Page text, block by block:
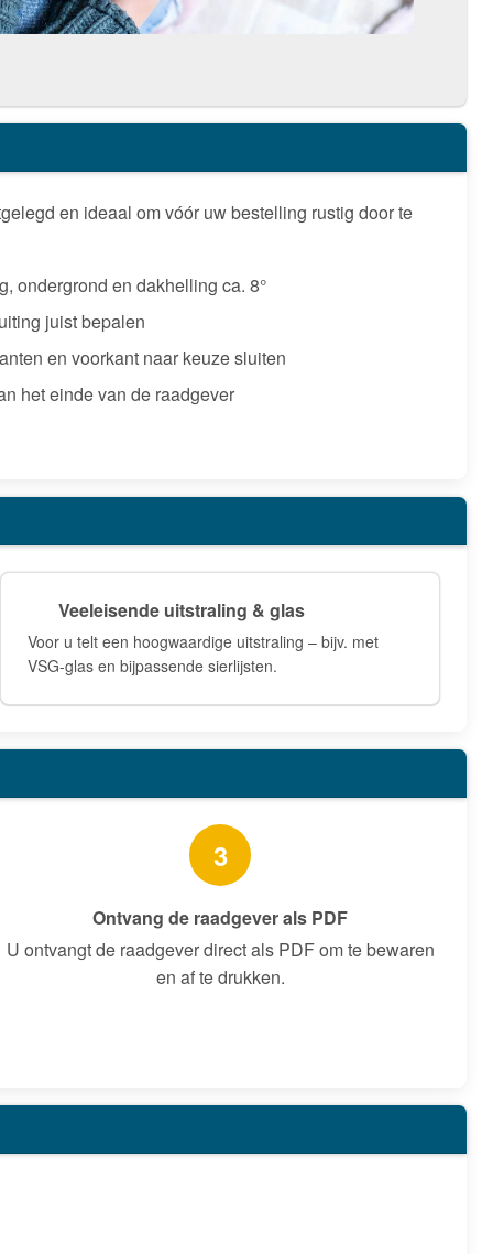
en ideaal om vóór uw bestelling rustig door te
ondergrond en dakhelling ca. 8°
juist bepalen
en voorkant naar keuze sluiten
het einde van de raadgever
Veeleisende uitstraling & glas
Voor u telt een hoogwaardige uitstraling – bijv. met
VSG-glas en bijpassende sierlijsten.
3
Ontvang de raadgever als PDF
U ontvangt de raadgever direct als PDF om te bewaren
en af te drukken.